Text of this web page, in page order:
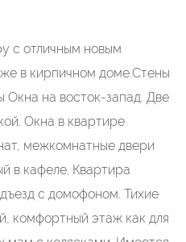
с отличным новым
в кирпичном доме.Стены
Окна на восток-запад. Две
Окна в квартире
межкомнатные двери
в кафеле. Квартира
с домофоном. Тихие
комфортный этаж как для